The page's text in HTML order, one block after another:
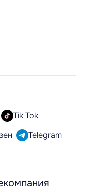
Tik Tok
Telegram